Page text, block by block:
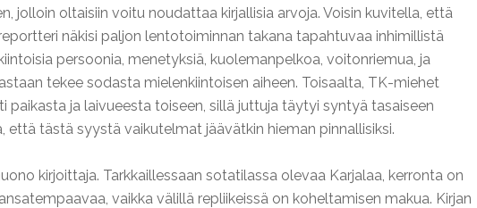
jolloin oltaisiin voitu noudattaa kirjallisia arvoja. Voisin kuvitella, että
näkisi paljon lentotoiminnan takana tapahtuvaa inhimillistä
persoonia, menetyksiä, kuolemanpelkoa, voitonriemua, ja
tekee sodasta mielenkiintoisen aiheen. Toisaalta, TK-miehet
paikasta ja laivueesta toiseen, sillä juttuja täytyi syntyä tasaiseen
että tästä syystä vaikutelmat jäävätkin hieman pinnallisiksi.
kirjoittaja. Tarkkaillessaan sotatilassa olevaa Karjalaa, kerronta on
vaikka välillä repliikeissä on koheltamisen makua. Kirjan